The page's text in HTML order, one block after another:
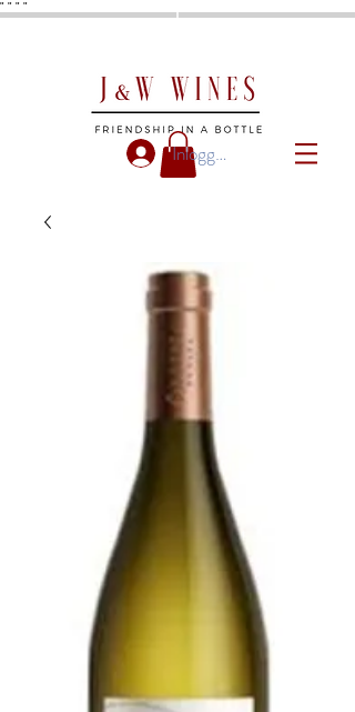
" " " "
Inloggen